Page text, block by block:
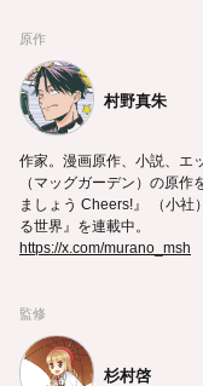
原作
村野真朱
作家。漫画原作、小説、エ
（マッグガーデン）の原
ましょう Cheers!』 （小社
る世界』を連載中。
https://x.com/murano_msh
監修
杉村啓